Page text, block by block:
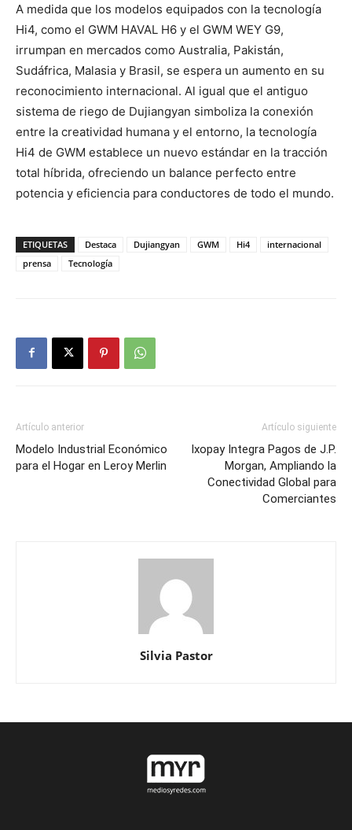
A medida que los modelos equipados con la tecnología
Hi4, como el GWM HAVAL H6 y el GWM WEY G9,
irrumpan en mercados como Australia, Pakistán,
Sudáfrica, Malasia y Brasil, se espera un aumento en su
reconocimiento internacional. Al igual que el antiguo
sistema de riego de Dujiangyan simboliza la conexión
entre la creatividad humana y el entorno, la tecnología
Hi4 de GWM establece un nuevo estándar en la tracción
total híbrida, ofreciendo un balance perfecto entre
potencia y eficiencia para conductores de todo el mundo.
ETIQUETAS Destaca Dujiangyan GWM Hi4
internacional
prensa
Tecnología
Artículo anterior
Modelo Industrial Económico
para el Hogar en Leroy Merlin
Artículo siguiente
Ixopay Integra Pagos de J.P.
Morgan, Ampliando la
Conectividad Global para
Comerciantes
Silvia Pastor